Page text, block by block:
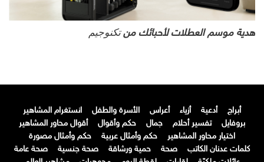
هدية موسم العطلات لأحبائك منتكنوجيم
أبراج أدعية أزياء أعراس الأسرة والطفل
انستغرام المشاهير
بروفايل
تفسير أحلام جمال حكم وأقوال
أقوال محاور المشاهير
اختيار محاور المشاهير
حكم وأمثال عربية
حكم وأمثال مصورة
كلمات عدنان الكاتب
صحة حمية ورشاقة صحة جنسية
صحة عامة